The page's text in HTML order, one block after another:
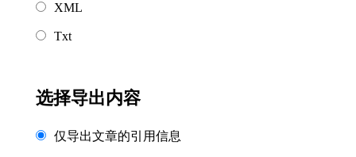
XML
Txt
选择导出内容
仅导出文章的引用信息